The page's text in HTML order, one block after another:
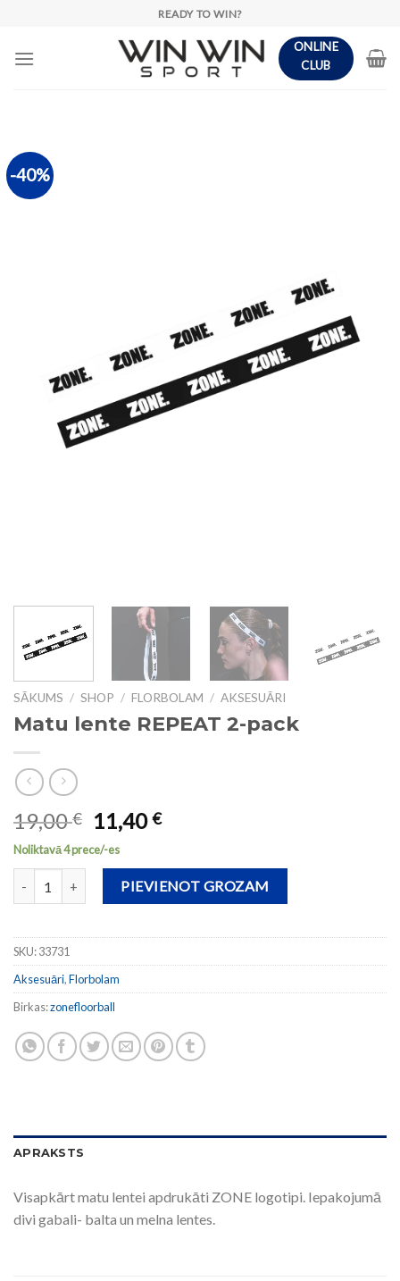
content
READY TO WIN?
ONLINE
CLUB
-40%
SĀKUMS / SHOP / FLORBOLAM / AKSESUĀRI
Matu lente REPEAT 2-pack
19,00€ 11,40€
Noliktavā 4 prece/-es
Matu lente REPEAT 2-pack daudzums
PIEVIENOT GROZAM
SKU:33731
Aksesuāri,Florbolam
Birkas:zonefloorball
APRAKSTS
Visapkārt matu lentei apdrukāti ZONE logotipi. Iepakojumā
divi gabali- balta un melna lentes.